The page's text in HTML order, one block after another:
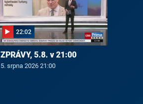
22:02
ZPRÁVY, 5.8. v 21:00
5. srpna 2026 21:00